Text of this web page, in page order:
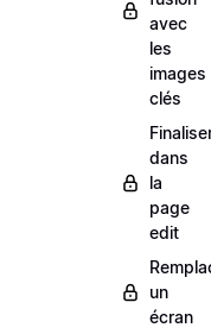
avec
les
images
clés
dans
la
page
edit
un
écran